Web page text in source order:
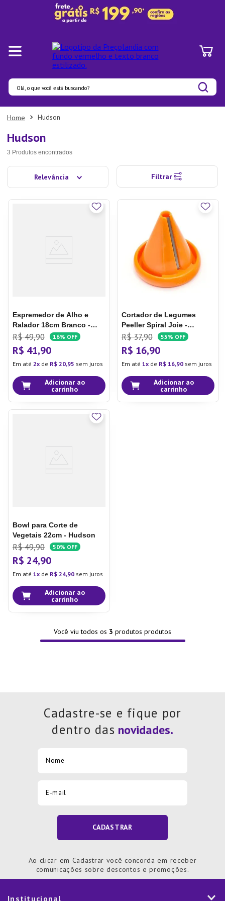
Olá, o que você está buscando?
Hudson
Hudson
3 Produtos
Relevância Filtrar
Espremedor de Alho e
Ralador 18cm Branco -
Hudson
R$ 49,90 16% OFF
R$ 41,90
Em até 2 de R$ 20,95 sem juros
Adicionar ao
carrinho
Cortador de Legumes
Peeller Spiral Joie -
Hudson
R$ 37,90 55% OFF
R$ 16,90
Em até 1 de R$ 16,90 sem juros
Adicionar ao
carrinho
Bowl para Corte de
Vegetais 22cm - Hudson
R$ 49,90 50% OFF
R$ 24,90
Em até 1 de R$ 24,90 sem juros
Adicionar ao
carrinho
Você viu todos os 3 produtos
Cadastre-se e fique por
dentro das
CADASTRAR
Ao clicar em Cadastrar você concorda em receber
comunicações sobre descontos e promoções.
Institucional
Termos mais buscados
3º
Organizadores
Prato
5º
Bambu
Copo
Aparelho Jantar